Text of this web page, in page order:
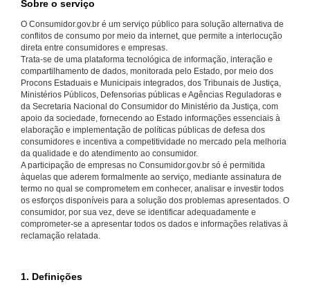
Sobre o serviço
O Consumidor.gov.br é um serviço público para solução alternativa de
conflitos de consumo por meio da internet, que permite a interlocução
direta entre consumidores e empresas.
Trata-se de uma plataforma tecnológica de informação, interação e
compartilhamento de dados, monitorada pelo Estado, por meio dos
Procons Estaduais e Municipais integrados, dos Tribunais de Justiça,
Ministérios Públicos, Defensorias públicas e Agências Reguladoras e
da Secretaria Nacional do Consumidor do Ministério da Justiça, com
apoio da sociedade, fornecendo ao Estado informações essenciais à
elaboração e implementação de políticas públicas de defesa dos
consumidores e incentiva a competitividade no mercado pela melhoria
da qualidade e do atendimento ao consumidor.
A participação de empresas no Consumidor.gov.br só é permitida
àquelas que aderem formalmente ao serviço, mediante assinatura de
termo no qual se comprometem em conhecer, analisar e investir todos
os esforços disponíveis para a solução dos problemas apresentados. O
consumidor, por sua vez, deve se identificar adequadamente e
comprometer-se a apresentar todos os dados e informações relativas à
reclamação relatada.
1. Definições